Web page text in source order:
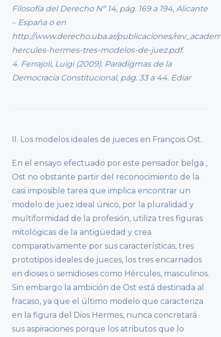
Filosofía del Derecho Nº 14, pág. 169 a 194, Alicante
– España o en
http://www.derecho.uba.ar/publicaciones/
hercules-hermes-tres-modelos-de-juez.pdf.
4. Ferrajoli, Luigi (2009). Paradigmas de la
Democracia Constitucional, pág. 33 a 44. Ediar
II. Los modelos ideales de jueces en François Ost.
En el ensayo efectuado por este pensador belga ,
Ost no obstante partir del reconocimiento de la
casi imposible tarea que implica encontrar un
modelo de juez ideal único, por la pluralidad y
multiformidad de la profesión, utiliza tres figuras
mitológicas de la antigüedad y crea
comparativamente por sus características, tres
prototipos ideales de jueces, los tres encarnados
en dioses o semidioses como Hércules, masculinos.
Sin embargo la ambición de Ost está destinada al
fracaso, ya que el último modelo que caracteriza
en la figura del Dios Hermes, nunca concretará
sus aspiraciones porque los atributos que lo